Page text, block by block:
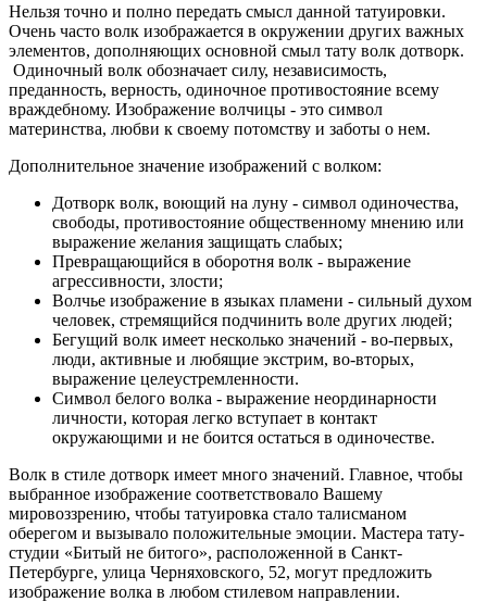
Нельзя точно и полно передать смысл данной татуировки.
Очень часто волк изображается в окружении других важных
элементов, дополняющих основной смыл тату волк дотворк.
Одиночный волк обозначает силу, независимость,
преданность, верность, одиночное противостояние всему
враждебному. Изображение волчицы - это символ
материнства, любви к своему потомству и заботы о нем.
Дополнительное значение изображений с волком:
Дотворк волк, воющий на луну - символ одиночества,
свободы, противостояние общественному мнению или
выражение желания защищать слабых;
Превращающийся в оборотня волк - выражение
агрессивности, злости;
Волчье изображение в языках пламени - сильный духом
человек, стремящийся подчинить воле других людей;
Бегущий волк имеет несколько значений - во-первых,
люди, активные и любящие экстрим, во-вторых,
выражение целеустремленности.
Символ белого волка - выражение неординарности
личности, которая легко вступает в контакт
окружающими и не боится остаться в одиночестве.
Волк в стиле дотворк имеет много значений. Главное, чтобы
выбранное изображение соответствовало Вашему
мировоззрению, чтобы татуировка стало талисманом
оберегом и вызывало положительные эмоции. Мастера тату-
студии «Битый не битого», расположенной в Санкт-
Петербурге, улица Черняховского, 52, могут предложить
изображение волка в любом стилевом направлении.